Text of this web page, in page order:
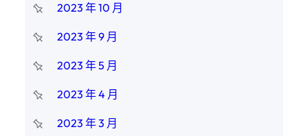
2023 年 10 月
2023 年 9 月
2023 年 5 月
2023 年 4 月
2023 年 3 月